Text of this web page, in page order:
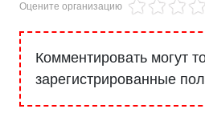
Оцените организацию
Комментировать могут
зарегистрированные